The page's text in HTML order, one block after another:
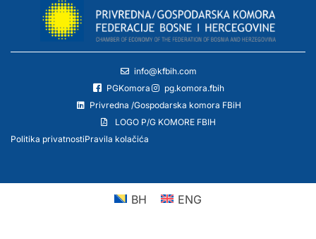
info@kfbih.com
PGKomora
pg.komora.fbih
Privredna /Gospodarska komora FBiH
LOGO P/G KOMORE FBIH
Politika privatnostiPravila kolačića
BH ENG